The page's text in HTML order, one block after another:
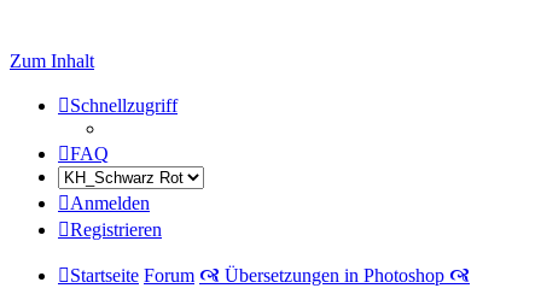
Zum Inhalt
Schnellzugriff
FAQ
Anmelden
Registrieren
Startseite Forum 🙧 Übersetzungen in Photoshop 🙧